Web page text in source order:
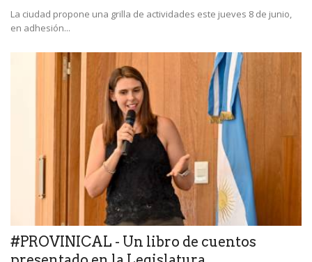
La ciudad propone una grilla de actividades este jueves 8 de junio,
en adhesión...
#PROVINICAL - Un libro de cuentos